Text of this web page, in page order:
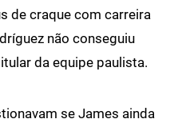
de craque com carreira
não conseguiu
da equipe paulista.
se James ainda